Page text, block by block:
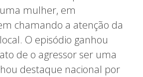
mulher, em
chamando a atenção da
O episódio ganhou
de o agressor ser uma
destaque nacional por